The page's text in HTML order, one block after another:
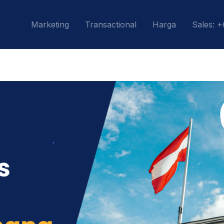
Marketing Transactional Harga Sales: